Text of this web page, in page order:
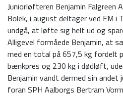
Juniorløfteren Benjamin Falgreen
Bolek, i august deltager ved EM i
undgå, at løfte sig helt ud og
Alligevel formåede Benjamin, at
med en total på 657,5 kg fordelt
bænkpres og 230 kg i dødløft,
Benjamin vandt dermed sin
foran SPH Aalborgs Bertram